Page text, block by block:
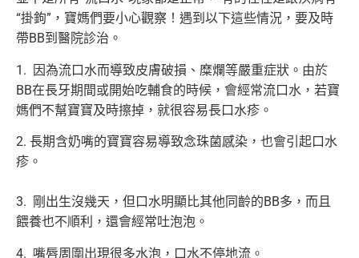
“掛鉤”，寶媽們要小心觀察！遇到以下這些情況，要及時
帶BB到醫院診治。
1. 因為流口水而導致皮膚破損、糜爛等嚴重症狀。由於
BB在長牙期間或開始吃輔食的時候，會經常流口水，若寶
媽們不幫寶寶及時擦掉，就很容易長口水疹。
2. 長期含奶嘴的寶寶容易導致念珠菌感染，也會引起口水
疹。
3. 剛出生沒幾天，但口水明顯比其他同齡的BB多，而且
餵養也不順利，還會經常吐泡泡。
4. 嘴唇周圍出現很多水泡，口水不停地流。